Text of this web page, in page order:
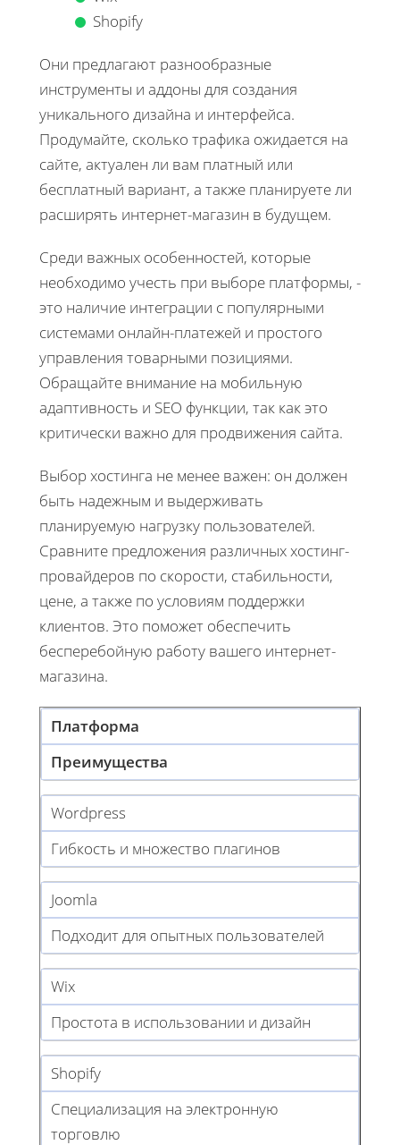
Shopify
Они предлагают разнообразные
инструменты и аддоны для создания
уникального дизайна и интерфейса.
Продумайте, сколько трафика ожидается на
сайте, актуален ли вам платный или
бесплатный вариант, а также планируете ли
расширять интернет-магазин в будущем.
Среди важных особенностей, которые
необходимо учесть при выборе платформы, -
это наличие интеграции с популярными
системами онлайн-платежей и простого
управления товарными позициями.
Обращайте внимание на мобильную
адаптивность и SEO функции, так как это
критически важно для продвижения сайта.
Выбор хостинга не менее важен: он должен
быть надежным и выдерживать
планируемую нагрузку пользователей.
Сравните предложения различных хостинг-
провайдеров по скорости, стабильности,
цене, а также по условиям поддержки
клиентов. Это поможет обеспечить
бесперебойную работу вашего интернет-
магазина.
Платформа
Преимущества
Wordpress
Гибкость и множество плагинов
Joomla
Подходит для опытных пользователей
Wix
Простота в использовании и дизайн
Shopify
Специализация на электронную
торговлю